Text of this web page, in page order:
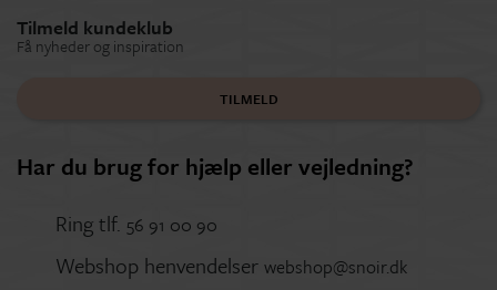
Tilmeld kundeklub
Få nyheder og inspiration
TILMELD
Har du brug for hjælp eller vejledning?
Ring tlf. 56 91 00 90
Webshop henvendelser webshop@snoir.dk